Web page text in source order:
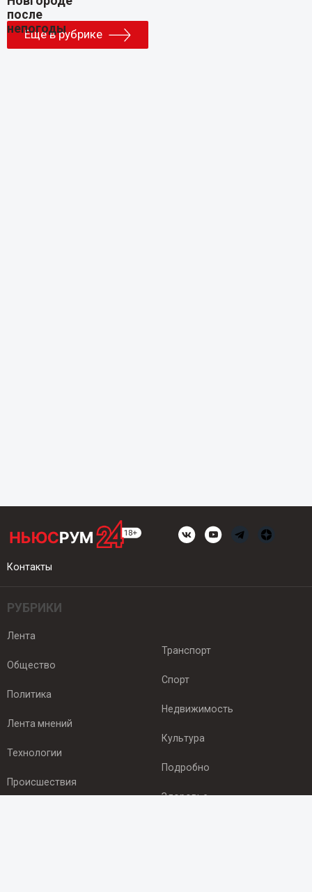
Еще в рубрике
Контакты
РУБРИКИ
Лента
Общество
Политика
Лента мнений
Технологии
Происшествия
Транспорт
Спорт
Недвижимость
Культура
Подробно
Здоровье